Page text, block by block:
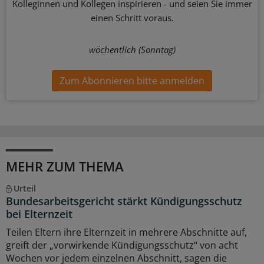
Kolleginnen und Kollegen inspirieren - und seien Sie immer
einen Schritt voraus.
wöchentlich (Sonntag)
Zum Abonnieren bitte anmelden
MEHR ZUM THEMA
Urteil
Bundesarbeitsgericht stärkt Kündigungsschutz
bei Elternzeit
Teilen Eltern ihre Elternzeit in mehrere Abschnitte auf,
greift der „vorwirkende Kündigungsschutz“ von acht
Wochen vor jedem einzelnen Abschnitt, sagen die